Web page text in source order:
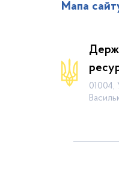
Мапа
Діяльність
Громадянам
Прес-центр
01004,